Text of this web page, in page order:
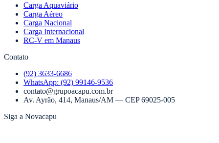
Carga Aquaviário
Carga Aéreo
Carga Nacional
Carga Internacional
RC-V em Manaus
Contato
(92) 3633-6686
WhatsApp: (92) 99146-9536
contato@grupoacapu.com.br
Av. Ayrão, 414, Manaus/AM — CEP69025-005
Siga a Novacapu